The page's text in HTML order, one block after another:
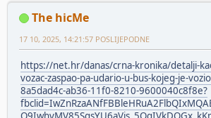
The hicMe
17 10, 2025, 14:21:57 POSLIJEPODNE
https://net.hr/danas/crna-kronika/detalji-
vozac-zaspao-pa-udario-u-bus-kojeg-je-
8a5dad4c-ab36-11f0-8210-9600040c8f8e?